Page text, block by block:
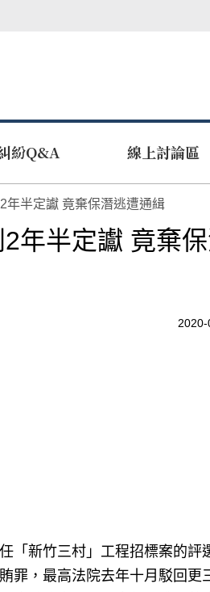
紛Q&A 線上討論區
年半定讞 竟棄保潛逃遭通緝
年半定讞 竟棄
「新竹三村」工程招標案的評
罪，最高法院去年十月駁回更